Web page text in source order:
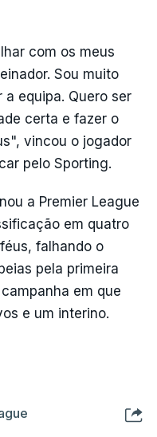
com os meus
Sou muito
equipa. Quero ser
certa e fazer o
vincou o jogador
pelo Sporting.
a Premier League
em quatro
falhando o
pela primeira
em que
e um interino.